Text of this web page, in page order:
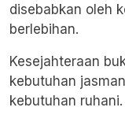
disebabkan oleh
berlebihan.
Kesejahteraan
kebutuhan
kebutuhan ruhani.